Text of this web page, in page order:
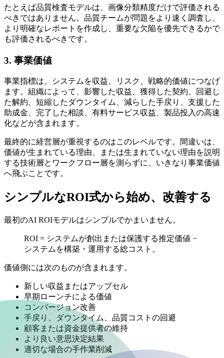
たとえば品質検査モデルは、画像分類精度だけで評価される
べきではありません。品質チームが問題をより速く調査し、
より明確なレポートを作成し、重要な欠陥を優先できるかで
も評価されるべきです。
3. 事業価値
事業指標は、システムを収益、リスク、戦略的価値につなげ
ます。組織によって、影響した収益、獲得した契約、回避し
た解約、短縮したダウンタイム、減らした手戻り、支援した
助成金、完了した相談、有料サービス収益、製品投入の高速
化などが含まれます。
最終的に経営層が重視するのはこのレベルです。間違いは、
価値が生まれている理由、または生まれていない理由を説明
する技術層とワークフロー層を測らずに、いきなり事業価値
へ飛ぶことです。
シンプルなROI式から始め、改善する
最初のAI ROIモデルはシンプルでかまいません。
ROI = システムが創出または保護する推定価値 −
システムを構築・運用する総コスト。
価値側には次のものが含まれます。
新しい収益またはアップセル
早期ローンチによる価値
コンバージョン改善
手戻り、ダウンタイム、品質コストの回避
顧客または資金提供者の維持
より良い意思決定結果
適切な場合の手作業削減